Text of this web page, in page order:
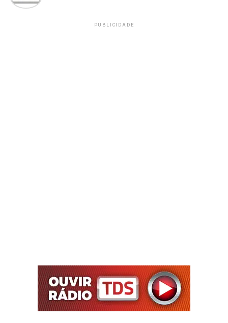
PUBLICIDADE